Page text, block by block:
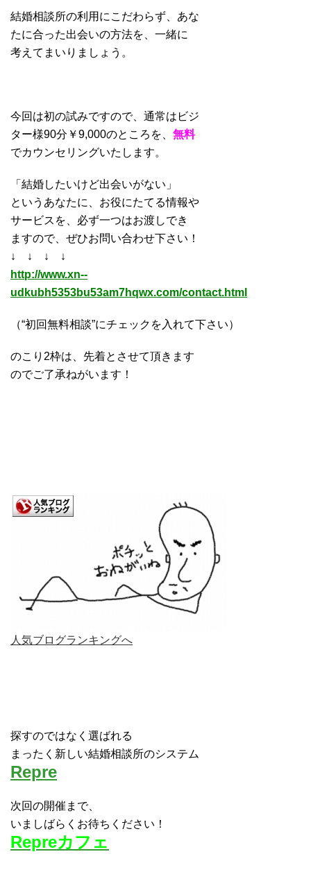
結婚相談所の利用にこだわらず、あな
たに合った出会いの方法を、一緒に
考えてまいりましょう。
今回は初の試みですので、通常はビジ
ター様90分￥9,000のところを、 無料
でカウンセリングいたします。
「結婚したいけど出会いがない」
というあなたに、お役にたてる情報や
サービスを、必ず一つはお渡しでき
ますので、ぜひお問い合わせ下さい！
↓ ↓ ↓ ↓
http://www.xn--
udkubh5353bu53am7hqwx.com/contact.html
（“初回無料相談”にチェックを入れて下さい）
のこり2枠は、先着とさせて頂きます
のでご了承ねがいます！
人気ブログランキングへ
探すのではなく選ばれる
まったく新しい結婚相談所のシステム
Repre
次回の開催まで、
いましばらくお待ちください！
Repreカフェ